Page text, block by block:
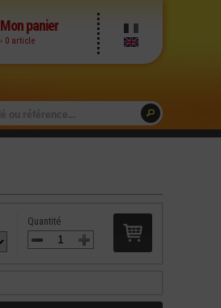
Mon panier
› 0 article
Quantité